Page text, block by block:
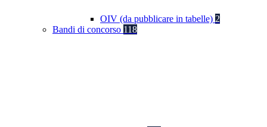
OIV (da pubblicare in tabelle) 2
Bandi di concorso 118